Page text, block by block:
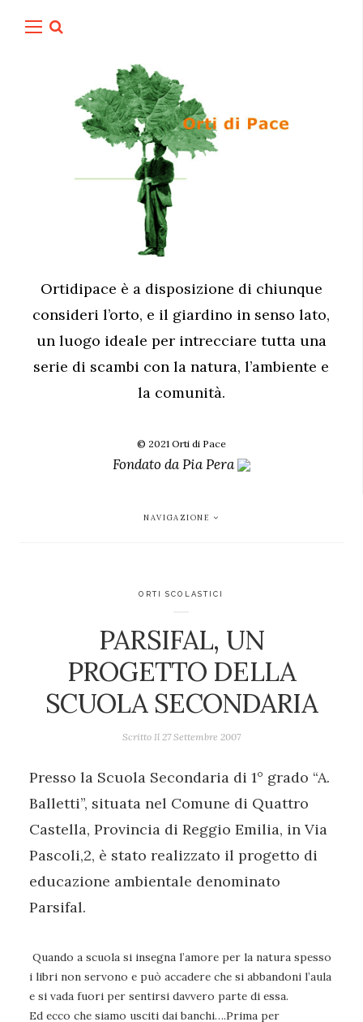
Ortidipace è a disposizione di chiunque
consideri l’orto, e il giardino in senso lato,
un luogo ideale per intrecciare tutta una
serie di scambi con la natura, l’ambiente e
la comunità.
© 2021 Orti di Pace
Fondato daPia Pera
NAVIGAZIONE
ORTI SCOLASTICI
PARSIFAL, UN
PROGETTO DELLA
SCUOLA SECONDARIA
Scritto Il 27 Settembre 2007
Presso la Scuola Secondaria di 1° grado “A.
Balletti”, situata nel Comune di Quattro
Castella, Provincia di Reggio Emilia, in Via
Pascoli,2, è stato realizzato il progetto di
educazione ambientale denominato
Parsifal.
Quando a scuola si insegna l’amore per la natura spesso
i libri non servono e può accadere che si abbandoni l’aula
e si vada fuori per sentirsi davvero parte di essa.
Ed ecco che siamo usciti dai banchi….Prima per